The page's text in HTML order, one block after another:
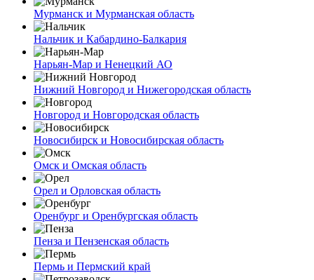
Мурманск и Мурманская область
Нальчик и Кабардино-Балкария
Нарьян-Мар и Ненецкий АО
Нижний Новгород и Нижегородская область
Новгород и Новгородская область
Новосибирск и Новосибирская область
Омск и Омская область
Орел и Орловская область
Оренбург и Оренбургская область
Пенза и Пензенская область
Пермь и Пермский край